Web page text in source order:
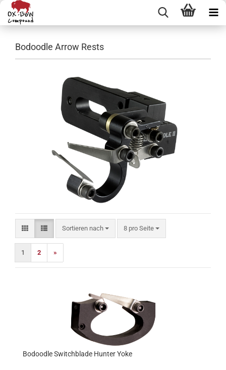
Bodoodle Arrow Rests
Sortieren nach
Sortieren nach 8 pro Seite
pro Seite
1 2 »
Bodoodle Switchblade Hunter Yoke